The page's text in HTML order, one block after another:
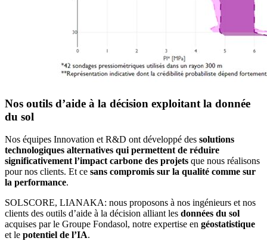
Nos outils d’aide à la décision exploitant la donnée
du sol
Nos équipes Innovation et R&D ont développé des solutions
technologiques alternatives qui permettent de réduire
significativement l’impact carbone des projets que nous réalisons
pour nos clients. Et ce sans compromis sur la qualité comme sur
la performance.
SOLSCORE, LIANAKA: nous proposons à nos ingénieurs et nos
clients des outils d’aide à la décision alliant les données du sol
acquises par le Groupe Fondasol, notre expertise en géostatistique
et le potentiel de l’IA.